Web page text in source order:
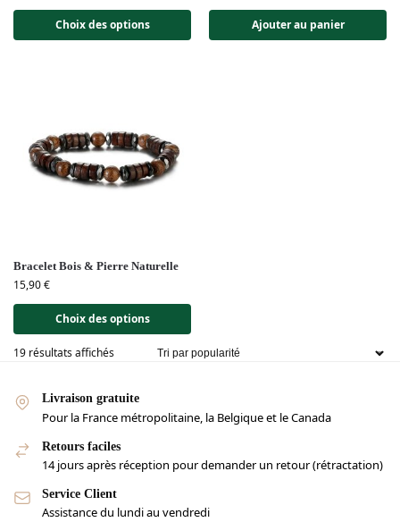
Choix des options Ajouter au panier
Bracelet Bois & Pierre Naturelle
15,90€
Choix des options
19 résultats affichés
Livraison gratuite
Pour la France métropolitaine, la Belgique et le Canada
Retours faciles
14 jours après réception pour demander un retour (rétractation)
Service Client
Assistance du lundi au vendredi